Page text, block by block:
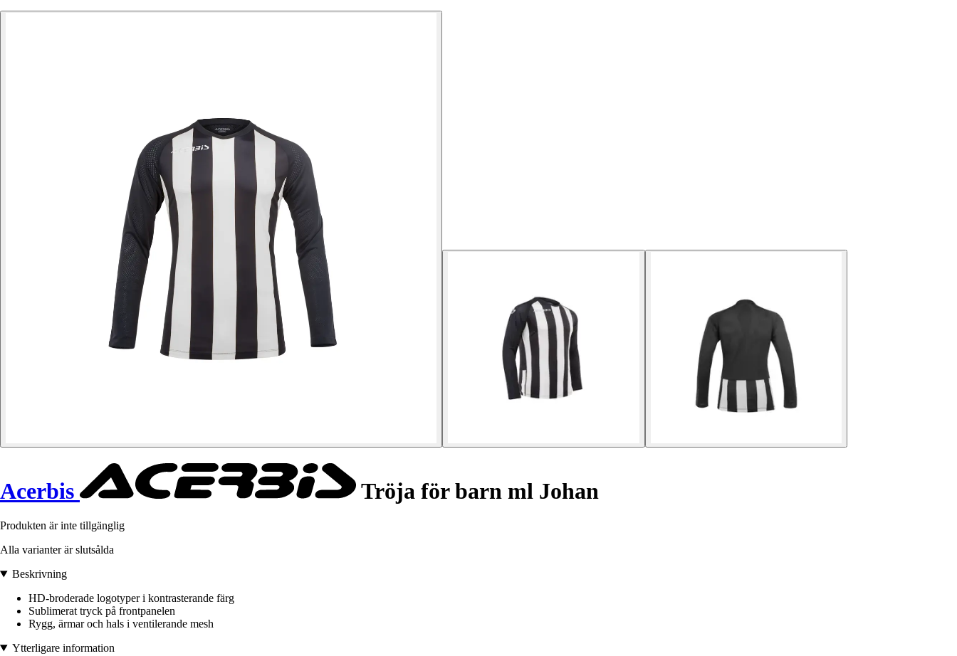
Acerbis Tröja för barn ml Johan
Produkten är inte tillgänglig
Alla varianter är slutsålda
Beskrivning
HD-broderade logotyper i kontrasterande färg
Sublimerat tryck på frontpanelen
Rygg, ärmar och hals i ventilerande mesh
Ytterligare information